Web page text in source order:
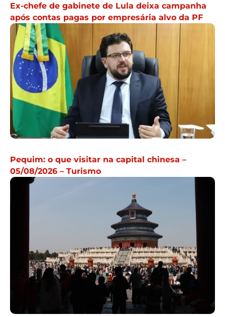
Ex-chefe de gabinete de Lula deixa campanha
após contas pagas por empresária alvo da PF
Pequim: o que visitar na capital chinesa –
05/08/2026 – Turismo